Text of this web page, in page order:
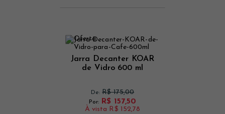
Jarra Decanter KOAR
de Vidro 600 ml
De:R$ 175,00
Por: R$ 157,50
À vista R$ 152,78